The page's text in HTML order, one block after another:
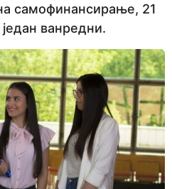
самофинансирање, 21
ванредни.